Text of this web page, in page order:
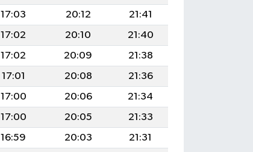
17:03 20:12
21:41
17:02 20:10
21:40
17:02 20:09
21:38
17:01 20:08
21:36
17:00 20:06
21:34
17:00 20:05
21:33
16:59 20:03
21:31